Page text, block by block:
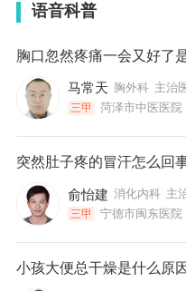
语音科普
胸口忽然疼痛一会又好了
马常天 胸外科 主治
三甲 菏泽市中医医院
突然肚子疼的冒汗怎么回
俞怡建 消化内科 主
三甲 宁德市闽东医院
小孩大便总干燥是什么原